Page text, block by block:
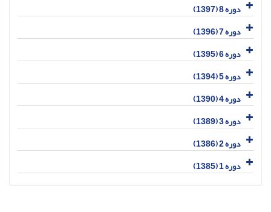
دوره 8 (1397)
دوره 7 (1396)
دوره 6 (1395)
دوره 5 (1394)
دوره 4 (1390)
دوره 3 (1389)
دوره 2 (1386)
دوره 1 (1385)